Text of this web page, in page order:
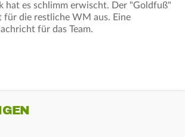
hat es schlimm erwischt. Der "Goldfuß"
für die restliche WM aus. Eine
für das Team.